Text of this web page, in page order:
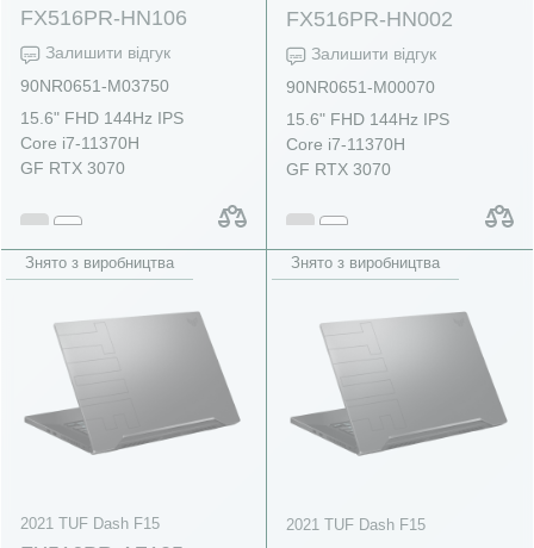
FX516PR-HN106
Залишити відгук
90NR0651-M03750
15.6" FHD 144Hz IPS
Core i7-11370H
GF RTX 3070
FX516PR-HN002
Залишити відгук
90NR0651-M00070
15.6" FHD 144Hz IPS
Core i7-11370H
GF RTX 3070
Знято з виробництва
2021 TUF Dash F15
Знято з виробництва
2021 TUF Dash F15